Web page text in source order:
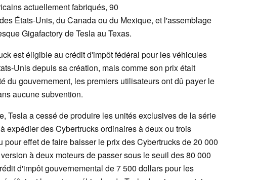
actuellement fabriqués, 90
États-Unis, du Canada ou du Mexique, et l'assemblage
Gigafactory de Tesla au Texas.
est éligible au crédit d'impôt fédéral pour les véhicules
Unis depuis sa création, mais comme son prix était
du gouvernement, les premiers utilisateurs ont dû payer le
aucune subvention.
Tesla a cessé de produire les unités exclusives de la série
expédier des Cybertrucks ordinaires à deux ou trois
pour effet de faire baisser le prix des Cybertrucks de 20 000
à deux moteurs de passer sous le seuil des 80 000
d'impôt gouvernemental de 7 500 dollars pour les